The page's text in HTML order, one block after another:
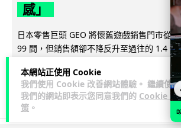
本網站正使用 Cookie
我們使用 Cookie 改善網站體驗。 繼續使用
我們的網站即表示您同意我們的 Cookie 政
策 。
感」
日本零售巨頭 GEO 將懷舊遊戲銷售門市從
99 間，但銷售額卻不降反升至過往的 1.4 倍
262 20 ↗ 分享